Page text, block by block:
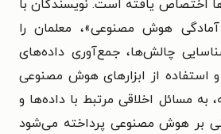
اختصاص یافته است. نویسندگان با
«آمادگی هوش مصنوعی»، معلمان را
چالش‌ها، جمع‌آوری داده‌های
و استفاده از ابزارهای هوش مصنوعی
به مسائل اخلاقی مرتبط با داده‌ها و
بر هوش مصنوعی پرداخته می‌شود